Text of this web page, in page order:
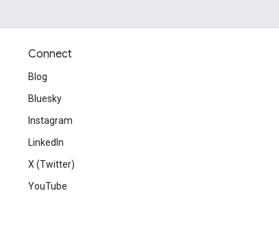
Connect
Blog
Bluesky
Instagram
LinkedIn
X (Twitter)
YouTube